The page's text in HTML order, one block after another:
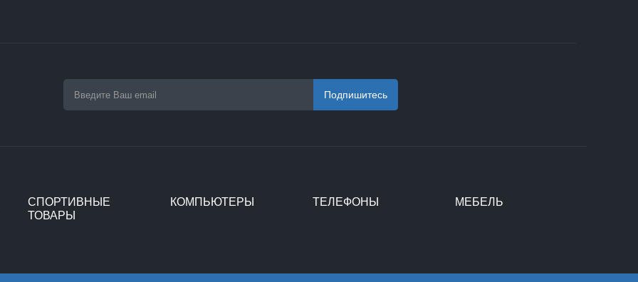
Подпишитесь
СПОРТИВНЫЕ
ТОВАРЫ
КОМПЬЮТЕРЫ ТЕЛЕФОНЫ МЕБЕЛЬ